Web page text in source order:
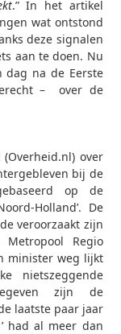
.” In het artikel
wat ontstond
deze signalen
aan te doen. Nu
dag na de Eerste
– over de
over
bij de
op de
Holland’. De
veroorzaakt zijn
Regio
minister weg lijkt
nietszeggende
zijn de
laatste paar jaar
had al meer dan